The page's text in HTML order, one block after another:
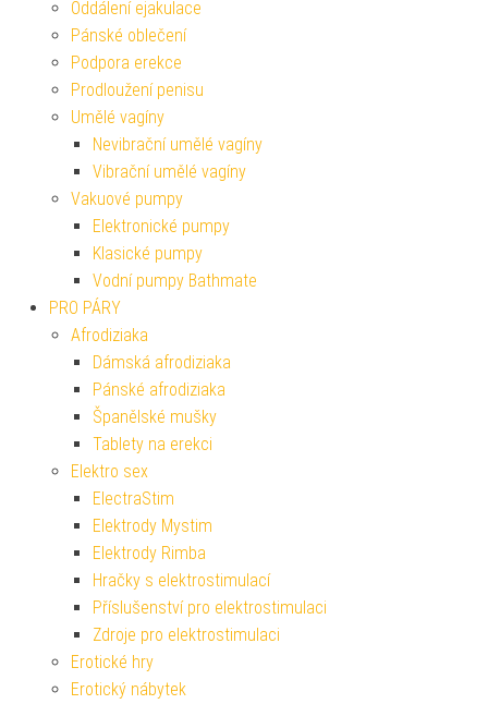
Oddálení ejakulace
Pánské oblečení
Podpora erekce
Prodloužení penisu
Umělé vagíny
Nevibrační umělé vagíny
Vibrační umělé vagíny
Vakuové pumpy
Elektronické pumpy
Klasické pumpy
Vodní pumpy Bathmate
PRO PÁRY
Afrodiziaka
Dámská afrodiziaka
Pánské afrodiziaka
Španělské mušky
Tablety na erekci
Elektro sex
ElectraStim
Elektrody Mystim
Elektrody Rimba
Hračky s elektrostimulací
Příslušenství pro elektrostimulaci
Zdroje pro elektrostimulaci
Erotické hry
Erotický nábytek